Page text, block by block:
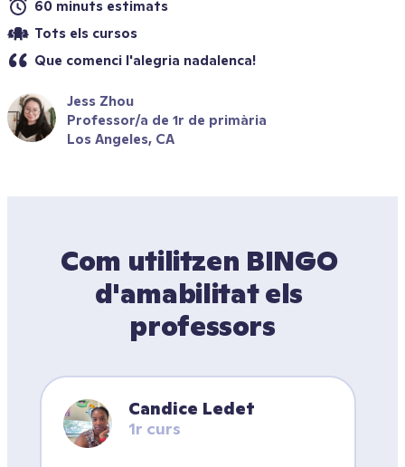
60 minuts estimats
Tots els cursos
Que comenci l'alegria nadalenca!
Jess Zhou
Professor/a de 1r de primària
Los Angeles, CA
Com utilitzen BINGO
d'amabilitat els
professors
Candice Ledet
1r curs